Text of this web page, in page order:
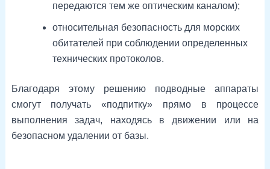
передаются тем же оптическим каналом);
относительная безопасность для морских
обитателей при соблюдении определенных
технических протоколов.
Благодаря этому решению подводные аппараты
смогут получать «подпитку» прямо в процессе
выполнения задач, находясь в движении или на
безопасном удалении от базы.